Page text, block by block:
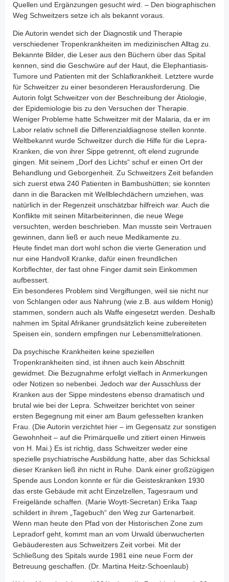
Quellen und Ergänzungen gesucht wird. – Den biographischen
Weg Schweitzers setze ich als bekannt voraus.
Die Autorin wendet sich der Diagnostik und Therapie
verschiedener Tropenkrankheiten im medizinischen Alltag zu.
Bekannte Bilder, die Leser aus den Büchern über das Spital
kennen, sind die Geschwüre auf der Haut, die Elephantiasis-
Tumore und Patienten mit der Schlafkrankheit. Letztere wurde
für Schweitzer zu einer besonderen Herausforderung. Die
Autorin folgt Schweitzer von der Beschreibung der Ätiologie,
der Epidemiologie bis zu den Versuchen der Therapie.
Weniger Probleme hatte Schweitzer mit der Malaria, da er im
Labor relativ schnell die Differenzialdiagnose stellen konnte.
Weltbekannt wurde Schweitzer durch die Hilfe für die Lepra-
Kranken, die von ihrer Sippe getrennt, oft elend zugrunde
gingen. Mit seinem „Dorf des Lichts“ schuf er einen Ort der
Behandlung und Geborgenheit. Zu Schweitzers Zeit befanden
sich zuerst etwa 240 Patienten in Bambushütten; sie konnten
dann in die Baracken mit Wellblechdächern umziehen, was
natürlich in der Regenzeit unschätzbar hilfreich war. Auch die
Konflikte mit seinen Mitarbeiterinnen, die neue Wege
versuchten, werden beschrieben. Man musste sein Vertrauen
gewinnen, dann ließ er auch neue Medikamente zu.
Heute findet man dort wohl schon die vierte Generation und
nur eine Handvoll Kranke, dafür einen freundlichen
Korbflechter, der fast ohne Finger damit sein Einkommen
aufbessert.
Ein besonderes Problem sind Vergiftungen, weil sie nicht nur
von Schlangen oder aus Nahrung (wie z.B. aus wildem Honig)
stammen, sondern auch als Waffe eingesetzt werden. Deshalb
nahmen im Spital Afrikaner grundsätzlich keine zubereiteten
Speisen ein, sondern empfingen nur Lebensmittelrationen.
Da psychische Krankheiten keine speziellen
Tropenkrankheiten sind, ist ihnen auch kein Abschnitt
gewidmet. Die Bezugnahme erfolgt vielfach in Anmerkungen
oder Notizen so nebenbei. Jedoch war der Ausschluss der
Kranken aus der Sippe mindestens ebenso dramatisch und
brutal wie bei der Lepra. Schweitzer berichtet von seiner
ersten Begegnung mit einer am Baum gefesselten kranken
Frau. (Die Autorin verzichtet hier – im Gegensatz zur sonstigen
Gewohnheit – auf die Primärquelle und zitiert einen Hinweis
von H. Mai.) Es ist richtig, dass Schweitzer weder eine
spezielle psychiatrische Ausbildung hatte, aber das Schicksal
dieser Kranken ließ ihn nicht in Ruhe. Dank einer großzügigen
Spende aus London konnte er für die Geisteskranken 1930
das erste Gebäude mit acht Einzelzellen, Tagesraum und
Freigelände schaffen. (Marie Woytt-Secretan) Erika Taap
schildert in ihrem „Tagebuch“ den Weg zur Gartenarbeit.
Wenn man heute den Pfad von der Historischen Zone zum
Lepradorf geht, kommt man an vom Urwald überwucherten
Gebäuderesten aus Schweitzers Zeit vorbei. Mit der
Schließung des Spitals wurde 1981 eine neue Form der
Betreuung geschaffen. (Dr. Martina Heitz-Schoenlaub)